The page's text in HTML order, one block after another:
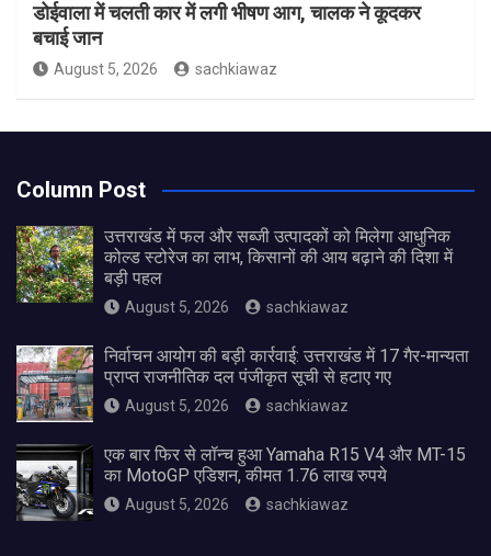
डोईवाला में चलती कार में लगी भीषण आग, चालक ने कूदकर
बचाई जान
August 5, 2026 sachkiawaz
Column Post
उत्तराखंड में फल और सब्जी उत्पादकों को मिलेगा आधुनिक
कोल्ड स्टोरेज का लाभ, किसानों की आय बढ़ाने की दिशा में
बड़ी पहल
August 5, 2026 sachkiawaz
निर्वाचन आयोग की बड़ी कार्रवाई: उत्तराखंड में 17 गैर-मान्यता
प्राप्त राजनीतिक दल पंजीकृत सूची से हटाए गए
August 5, 2026 sachkiawaz
एक बार फिर से लॉन्च हुआ Yamaha R15 V4 और MT-15
का MotoGP एडिशन, कीमत 1.76 लाख रुपये
August 5, 2026 sachkiawaz